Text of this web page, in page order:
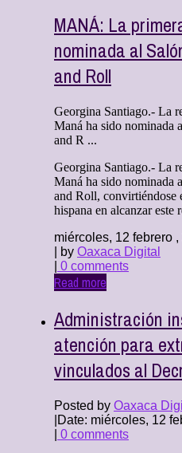
MANÁ: La
nominada al
and Roll
Georgina Santiago.- La
Maná ha sido nominada
and R ...
Georgina Santiago.- La
Maná ha sido nominada
and Roll, convirtiéndose
hispana en alcanzar
miércoles, 12 febrero ,
| by Oaxaca Digital
0 comments
Read more
Administración
atención para
vinculados al
Posted by Oaxaca
Date: miércoles, 12
0 comments